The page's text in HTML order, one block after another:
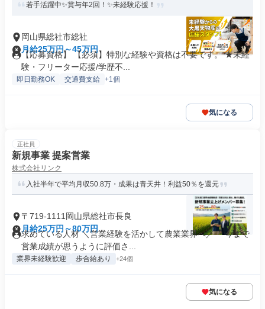
若手活躍中✨賞与年2回！✨未経験応援！
岡山県総社市総社
月給25万円～45万円
【応募資格】 【必須】特別な経験や資格は不要です。 ★未経
験・フリーター応援/学歴不...
即日勤務OK 交通費支給 +1個
気になる
正社員
新規事業 提案営業
株式会社リンク
入社半年で平均月収50.8万・成果は青天井！利益50％を還元
〒719-1111岡山県総社市長良
月給25万円～80万円
求めている人材 ＼営業経験を活かして農業業界へ／ ・今まで
営業成績が思うように評価さ...
業界未経験歓迎 歩合給あり +24個
気になる